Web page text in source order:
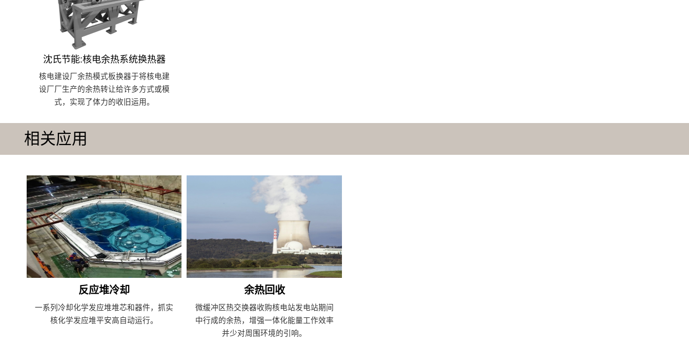
沈氏节能:核电余热系统换热器
核电建设厂余热模式板换器于将核电建
设厂厂生产的余热转让给许多方式或模
式，实现了体力的收旧运用。
相关应用
反应堆冷却
一系列冷却化学发应堆堆芯和器件，抓实
核化学发应堆平安高自动运行。
余热回收
微缓冲区热交换器收购核电站发电站期间
中行成的余热，增强一体化能量工作效率
并少对周围环境的引响。